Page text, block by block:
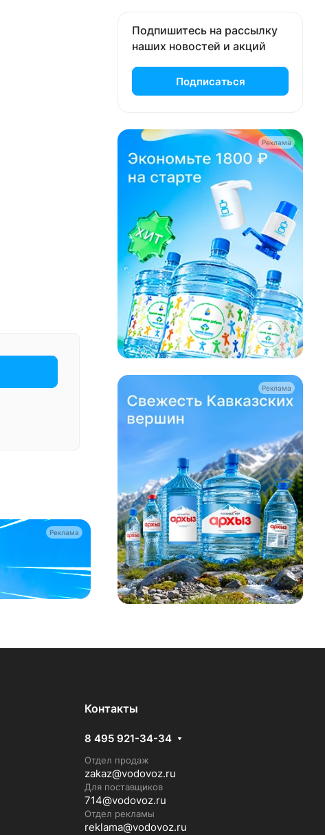
Реклама
Подпишитесь на рассылку
наших новостей и акций
Подписаться
Реклама
Реклама
Контакты
8 495 921-34-34
Отдел продаж
zakaz@vodovoz.ru
Для поставщиков
714@vodovoz.ru
Отдел рекламы
reklama@vodovoz.ru